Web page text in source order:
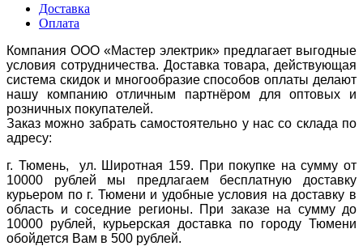
Доставка
Оплата
Компания ООО «Мастер электрик» предлагает выгодные
условия сотрудничества. Доставка товара, действующая
система скидок и многообразие способов оплаты делают
нашу компанию отличным партнёром для оптовых и
розничных покупателей.
Заказ можно забрать самостоятельно у нас со склада по
адресу:
г. Тюмень, ул. Широтная 159. При покупке на сумму от
10000 рублей мы предлагаем бесплатную доставку
курьером по г. Тюмени и удобные условия на доставку в
область и соседние регионы. При заказе на сумму до
10000 рублей, курьерская доставка по городу Тюмени
обойдется Вам в 500 рублей.